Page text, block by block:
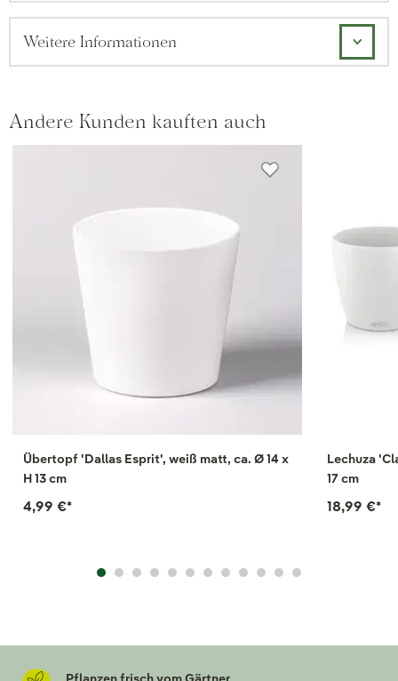
Weitere Informationen
Andere Kunden kauften auch
Übertopf 'Dallas Esprit', weiß matt, ca. Ø 14 x
H 13 cm
4,99 €*
Lechuza
17 cm
18,99 €*